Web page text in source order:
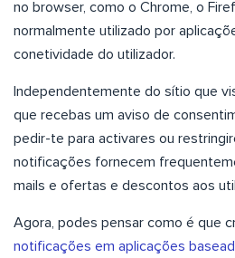
no browser, como o Chrome, o
normalmente utilizado por
conetividade do utilizador.
Independentemente do sítio que
que recebas um aviso de
pedir-te para activares ou
notificações fornecem
mails e ofertas e descontos aos
Agora, podes pensar como é que
notificações em aplicações